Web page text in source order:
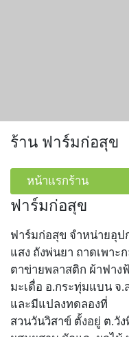
ร้าน ฟาร์มก่อสุข
หน้าแรกร้าน
ฟาร์มก่อสุข
ฟาร์มก่อสุข จำหน่ายอุป
แสง ถังพ่นยา ถาดเพา
ตาข่ายพลาสติก ผ้าฟาง
มะเดื่อ อ.กระทุ่มแบน จ.
และมีแปลงทดลองที่
สวนวันวิสาข์ ตั้งอยู่ ต.วั